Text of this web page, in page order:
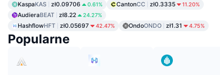
KaspaKAS zł0.09706 0.61% CantonCC zł0.3335 11.20%
AudieraBEAT zł8.22 24.27%
HashflowHFT zł0.05697 42.47% OndoONDO zł1.31 4.75%
Popularne